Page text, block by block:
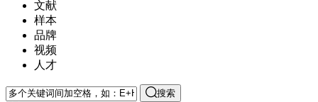
文献
样本
品牌
视频
人才
搜索